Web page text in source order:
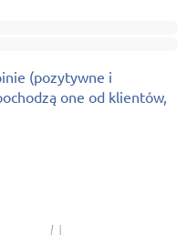
(pozytywne i
one od klientów,